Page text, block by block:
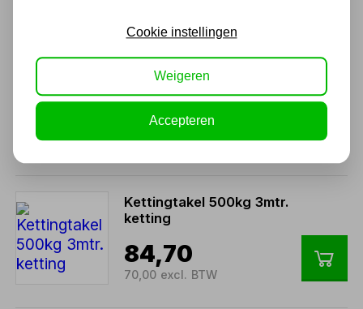
Kettingtakel 1000kg 6 mtr.
ketting
121,00
100,00 excl. BTW
Kettingtakel 500kg 3mtr.
ketting
84,70
70,00 excl. BTW
Cookie instellingen
Weigeren
Accepteren